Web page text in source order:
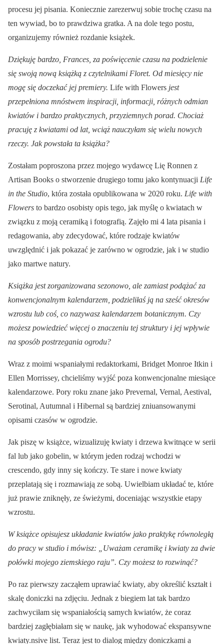
procesu jej pisania. Koniecznie zarezerwuj sobie trochę czasu na
ten wywiad, bo to prawdziwa gratka. A na dole tego postu,
organizujemy również rozdanie książek.
Dziękuję bardzo, Frances, za poświęcenie czasu na podzielenie
się swoją nową książką z czytelnikami Floret. Od miesięcy nie
mogę się doczekać jej premiery. Life with Flowers jest
przepełniona mnóstwem inspiracji, informacji, różnych odmian
kwiatów i bardzo praktycznych, przyziemnych porad. Chociaż
pracuję z kwiatami od lat, wciąż nauczyłam się wielu nowych
rzeczy. Jak powstała ta książka?
Zostałam poproszona przez mojego wydawcę Lię Ronnen z
Artisan Books o stworzenie drugiego tomu jako kontynuacji Life
in the Studio, która została opublikowana w 2020 roku. Life with
Flowers to bardzo osobisty opis tego, jak myślę o kwiatach w
związku z moją ceramiką i fotografią. Zajęło mi 4 lata pisania i
redagowania, aby zdecydować, które rodzaje kwiatów
uwzględnić i jak pokazać je zarówno w ogrodzie, jak i w studio
jako martwe natury.
Książka jest zorganizowana sezonowo, ale zamiast podążać za
konwencjonalnym kalendarzem, podzieliłaś ją na sześć okresów
wzrostu lub coś, co nazywasz kalendarzem botanicznym. Czy
możesz powiedzieć więcej o znaczeniu tej struktury i jej wpływie
na sposób postrzegania ogrodu?
Wraz z moimi wspaniałymi redaktorkami, Bridget Monroe Itkin i
Ellen Morrissey, chcieliśmy wyjść poza konwencjonalne miesiące
kalendarzowe. Pory roku znane jako Prevernal, Vernal, Aestival,
Serotinal, Autumnal i Hibernal są bardziej zniuansowanymi
opisami czasów w ogrodzie.
Jak piszę w książce, wizualizuję kwiaty i drzewa kwitnące w serii
fal lub jako gobelin, w którym jeden rodzaj wchodzi w
crescendo, gdy inny się kończy. Te stare i nowe kwiaty
przeplatają się i rozmawiają ze sobą. Uwielbiam układać te, które
już prawie zniknęły, ze świeżymi, doceniając wszystkie etapy
wzrostu.
W książce opisujesz układanie kwiatów jako praktykę równoległą
do pracy w studio i mówisz: „Uważam ceramikę i kwiaty za dwie
połówki mojego ziemskiego raju”. Czy możesz to rozwinąć?
Po raz pierwszy zacząłem uprawiać kwiaty, aby określić kształt i
skalę doniczki na zdjęciu. Jednak z biegiem lat tak bardzo
zachwyciłam się wspaniałością samych kwiatów, że coraz
bardziej zagłębiałam się w naukę, jak wyhodować ekspansywne
kwiaty.nsive list. Teraz jest to dialog między doniczkami a